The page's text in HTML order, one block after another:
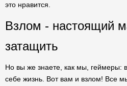
это нравится.
Взлом - настоящий
затащить
Но вы же знаете, как мы, геймеры:
себе жизнь. Вот вам и взлом! Все